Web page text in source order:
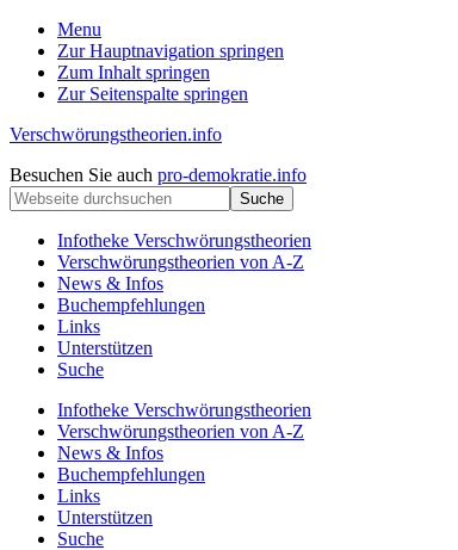
Menu
Zur Hauptnavigation springen
Zum Inhalt springen
Zur Seitenspalte springen
Verschwörungstheorien.info
Beiträge
zu
Merkmalen,
Funktionen
Risiken
konspirationistischen
Denkens
Kopfzeile
rechts
Besuchen Sie auch pro-demokratie.info
Webseite
durchsuchen
Infotheke Verschwörungstheorien
Verschwörungstheorien von A-Z
News & Infos
Buchempfehlungen
Links
Unterstützen
Suche
Infotheke Verschwörungstheorien
Verschwörungstheorien von A-Z
News & Infos
Buchempfehlungen
Links
Unterstützen
Suche